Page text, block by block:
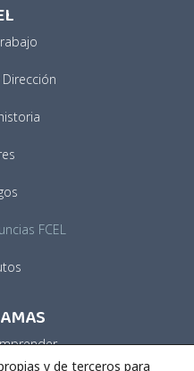
FCEL
y de terceros para